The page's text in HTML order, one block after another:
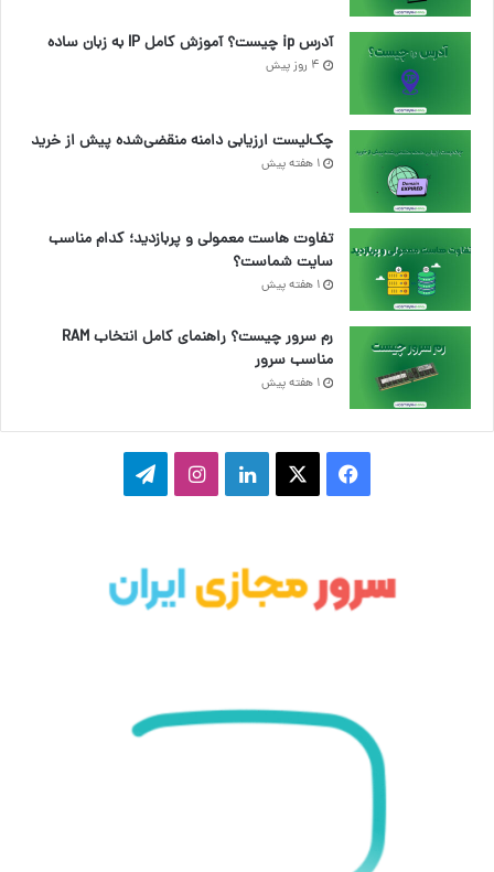
آدرس ip چیست؟ آموزش کامل IP به زبان ساده
4 روز پیش
چک‌لیست ارزیابی دامنه منقضی‌شده پیش از خرید
1 هفته پیش
تفاوت هاست معمولی و پربازدید؛ کدام مناسب
سایت شماست؟
1 هفته پیش
رم سرور چیست؟ راهنمای کامل انتخاب RAM
مناسب سرور
1 هفته پیش
ب
س
ک
ن
س
ر